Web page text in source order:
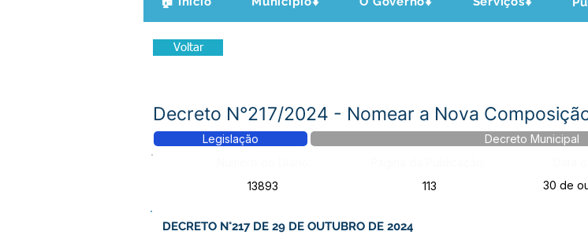
Voltar
Decreto N°217/2024 - Nomear a Nova
Legislação
Decreto Municipal
13893
113 30 de
DECRETO N°217 DE 29 DE OUTUBRO DE 2024